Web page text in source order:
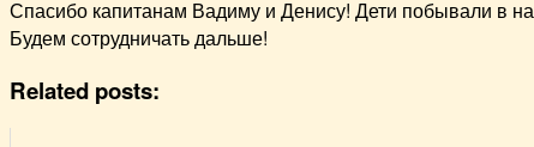
Спасибо капитанам Вадиму и Денису! Дети побывали в
Будем сотрудничать дальше!
Related posts: